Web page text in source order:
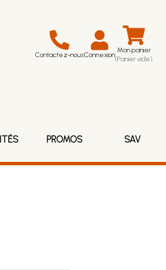
Contactez-nousConnexion Mon panier
(Panier vide)
PROMOS SAV